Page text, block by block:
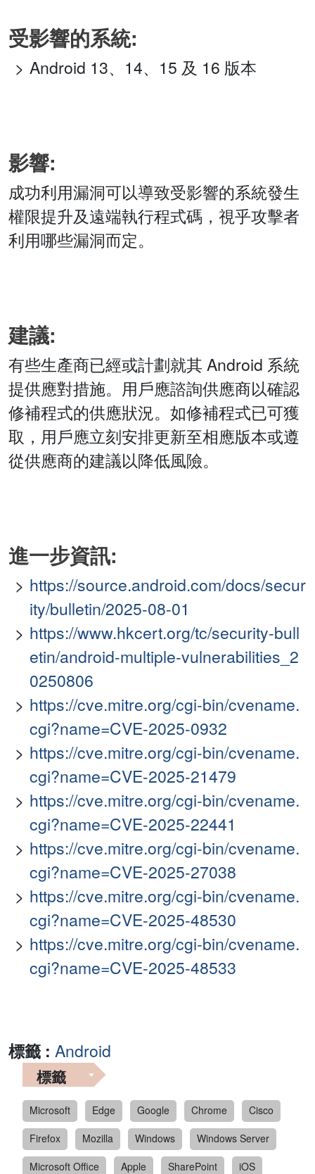
受影響的系統:
Android 13、14、15 及 16 版本
影響:
成功利用漏洞可以導致受影響的系統發生
權限提升及遠端執行程式碼，視乎攻擊者
利用哪些漏洞而定。
建議:
有些生產商已經或計劃就其 Android 系統
提供應對措施。用戶應諮詢供應商以確認
修補程式的供應狀況。如修補程式已可獲
取，用戶應立刻安排更新至相應版本或遵
從供應商的建議以降低風險。
進一步資訊:
https://source.android.com/docs/secur
ity/bulletin/2025-08-01
https://www.hkcert.org/tc/security-bull
etin/android-multiple-vulnerabilities_2
0250806
https://cve.mitre.org/cgi-bin/cvename.
cgi?name=CVE-2025-0932
https://cve.mitre.org/cgi-bin/cvename.
cgi?name=CVE-2025-21479
https://cve.mitre.org/cgi-bin/cvename.
cgi?name=CVE-2025-22441
https://cve.mitre.org/cgi-bin/cvename.
cgi?name=CVE-2025-27038
https://cve.mitre.org/cgi-bin/cvename.
cgi?name=CVE-2025-48530
https://cve.mitre.org/cgi-bin/cvename.
cgi?name=CVE-2025-48533
標籤 : Android
標籤
Microsoft Edge Google Chrome
Cisco
Firefox
Mozilla Windows
Windows Server
Microsoft Office
Apple SharePoint
iOS